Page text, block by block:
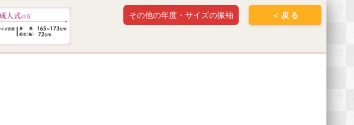
＜ 戻 る
その他の年度・サイズの振袖